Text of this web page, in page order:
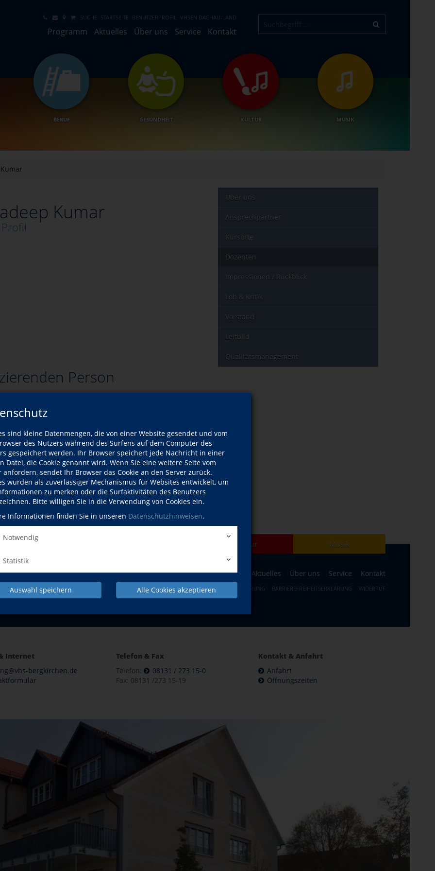
sind kleine Datenmengen, die von einer Website gesendet und vom
des Nutzers während des Surfens auf dem Computer des
gespeichert werden. Ihr Browser speichert jede Nachricht in einer
Datei, die Cookie genannt wird. Wenn Sie eine weitere Seite vom
anfordern, sendet Ihr Browser das Cookie an den Server zurück.
wurden als zuverlässiger Mechanismus für Websites entwickelt, um
zu merken oder die Surfaktivitäten des Benutzers
Bitte willigen Sie in die Verwendung von Cookies ein.
Informationen finden Sie in unseren Datenschutzhinweisen.
Notwendig
Statistik
Auswahl speichern Alle Cookies akzeptieren
SUCHE STARTSEITE BENUTZERPROFIL VHSEN DACHAU-LAND
Programm Aktuelles Über uns Service Kontakt
BERUF GESUNDHEIT KULTUR MUSIK
Kumar
Profil
Person
Über uns
Ansprechpartner
Kursorte
Dozenten
Impressionen / Rückblick
Lob & Kritik
Vorstand
Leitbild
Qualitätsmanagement
NACH OBEN
Kultur Musik
Programm Aktuelles Über uns Service Kontakt
DATENSCHUTZERKLÄRUNG WIDERRUFSBELEHRUNG BARRIEREFREIHEITSERKLÄRUNG WIDERRUF
Internet
bergkirchen.de
Telefon & Fax
Telefon:
08131 / 273 15-0
Fax: 08131 /273 15-19
Kontakt & Anfahrt
Anfahrt
Öffnungszeiten